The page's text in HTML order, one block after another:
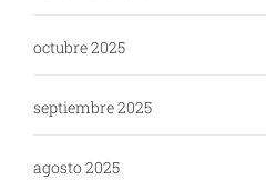
octubre 2025
septiembre 2025
agosto 2025